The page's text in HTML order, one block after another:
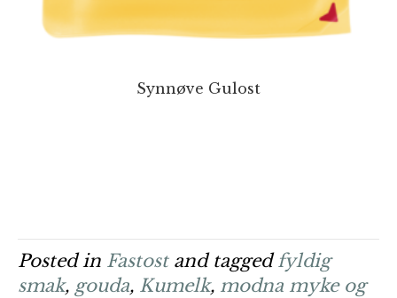
Synnøve Gulost
Posted in Fastostand tagged fyldig
smak, gouda, Kumelk, modna myke og